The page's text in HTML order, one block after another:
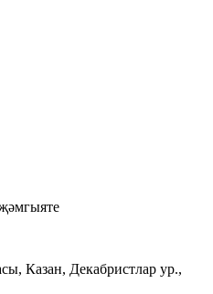
Казан, Декабристлар ур.,